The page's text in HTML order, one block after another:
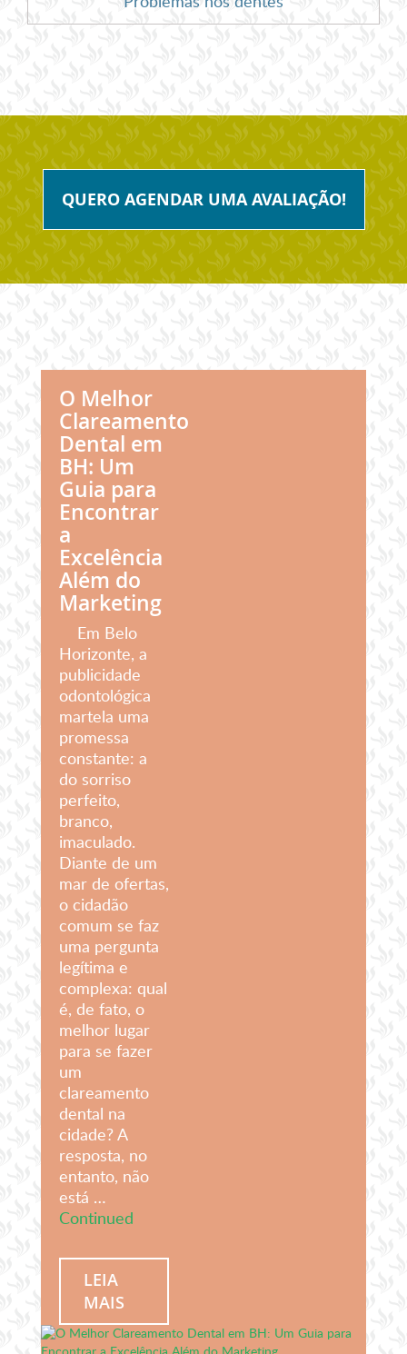
QUERO AGENDAR UMA AVALIAÇÃO!
O Melhor
Clareamento
Dental em
BH: Um
Guia para
Encontrar
a
Excelência
Além do
Marketing
Em Belo
Horizonte, a
publicidade
odontológica
martela uma
promessa
constante: a
do sorriso
perfeito,
branco,
imaculado.
Diante de um
mar de ofertas,
o cidadão
comum se faz
uma pergunta
legítima e
complexa: qual
é, de fato, o
melhor lugar
para se fazer
um
clareamento
dental na
cidade? A
resposta, no
entanto, não
está …
Continued
LEIA
MAIS